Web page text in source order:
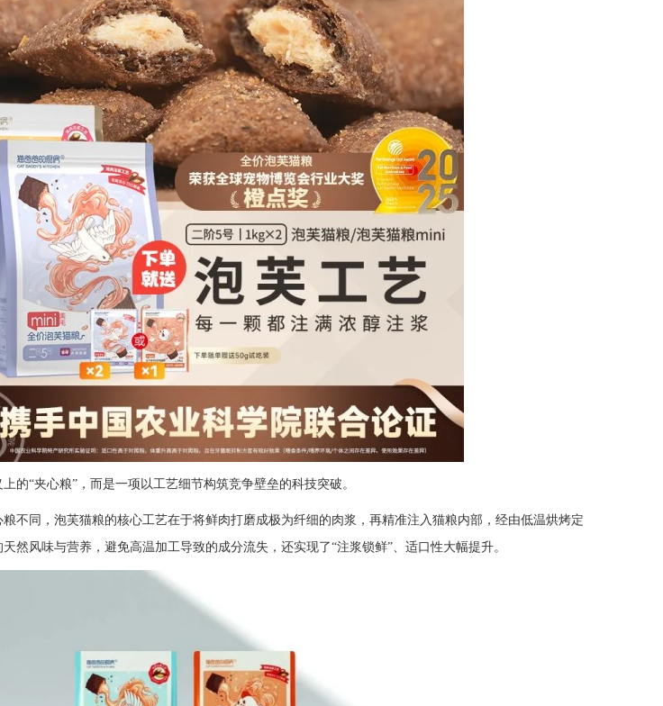
的“夹心粮”，而是一项以工艺细节构筑竞争壁垒的科技突破。
不同，泡芙猫粮的核心工艺在于将鲜肉打磨成极为纤细的肉浆，再精准注入猫粮内部，经由低温烘烤定
然风味与营养，避免高温加工导致的成分流失，还实现了“注浆锁鲜”、适口性大幅提升。